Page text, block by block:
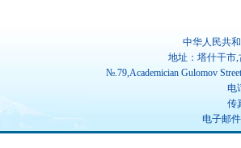
中华人民共
地址：塔什干市
№.79,Academician Gulomov
电
传
电子邮件